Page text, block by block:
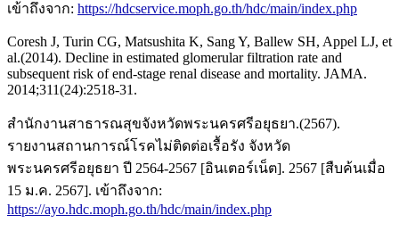
เข้าถึงจาก: https://hdcservice.moph.go.th/hdc/main/index.php
Coresh J, Turin CG, Matsushita K, Sang Y, Ballew SH, Appel LJ, et
al.(2014). Decline in estimated glomerular filtration rate and
subsequent risk of end-stage renal disease and mortality. JAMA.
2014;311(24):2518-31.
สำนักงานสาธารณสุขจังหวัดพระนครศรีอยุธยา.(2567).
รายงานสถานการณ์โรคไม่ติดต่อเรื้อรัง จังหวัด
พระนครศรีอยุธยา ปี 2564-2567 [อินเตอร์เน็ต]. 2567 [สืบค้นเมื่อ
15 ม.ค. 2567]. เข้าถึงจาก:
https://ayo.hdc.moph.go.th/hdc/main/index.php